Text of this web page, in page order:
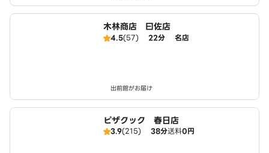
木林商店 曰佐店
4.5(57) 22分 名店
出前館がお届け
ピザクック 春日店
3.9(215) 38分送料0円